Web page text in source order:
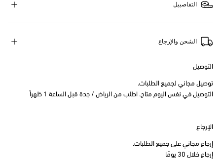
التفاصييل
الشحن والإرجاع
التوصيل
توصيل مجاني لجميع الطلبات.
التوصيل في نفس اليوم متاح. اطلب من الرياض / جدة قبل الساعة 1 ظهراً
الإرجاع
إرجاع مجاني على جميع الطلبات.
إرجاع خلال 30 يومًا